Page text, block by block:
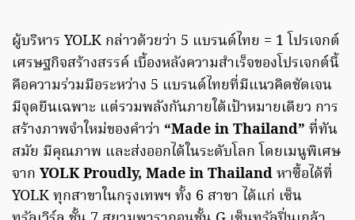
ผู้บริหาร YOLK กล่าวด้วยว่า 5 แบรนด์ไทย = 1 โปรเจกต์
เศรษฐกิจสร้างสรรค์ เบื้องหลังความสำเร็จของโปรเจกต์นี้
คือความร่วมมือระหว่าง 5 แบรนด์ไทยที่มีแนวคิดชัดเจน
มีจุดยืนเฉพาะ แต่รวมพลังกันภายใต้เป้าหมายเดียว การ
สร้างภาพจำใหม่ของคำว่า “Made in Thailand” ที่ทัน
สมัย มีคุณภาพ และส่งออกได้ในระดับโลก โดยเมนูพิเศษ
จาก YOLK Proudly, Made in Thailandหาซื้อได้ที่
YOLK ทุกสาขาในกรุงเทพฯ ทั้ง 6 สาขา ได้แก่ เซ็น